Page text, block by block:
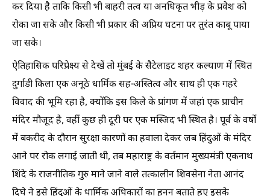
कर दिया है ताकि किसी भी बाहरी तत्व या अनधिकृत भीड़ के प्रवेश को
रोका जा सके और किसी भी प्रकार की अप्रिय घटना पर तुरंत काबू पाया
जा सके।
ऐतिहासिक परिप्रेक्ष्य से देखें तो मुंबई के सैटेलाइट शहर कल्याण में स्थित
दुर्गाडी किला एक अनूठे धार्मिक सह-अस्तित्व और साथ ही एक गहरे
विवाद की भूमि रहा है, क्योंकि इस किले के प्रांगण में जहां एक प्राचीन
मंदिर मौजूद है, वहीं कुछ ही दूरी पर एक मस्जिद भी स्थित है। पूर्व के वर्षों
में बकरीद के दौरान सुरक्षा कारणों का हवाला देकर जब हिंदुओं के मंदिर
आने पर रोक लगाई जाती थी, तब महाराष्ट्र के वर्तमान मुख्यमंत्री एकनाथ
शिंदे के राजनीतिक गुरु माने जाने वाले तत्कालीन शिवसेना नेता आनंद
दिघे ने इसे हिंदुओं के धार्मिक अधिकारों का हनन बताते हुए इसके